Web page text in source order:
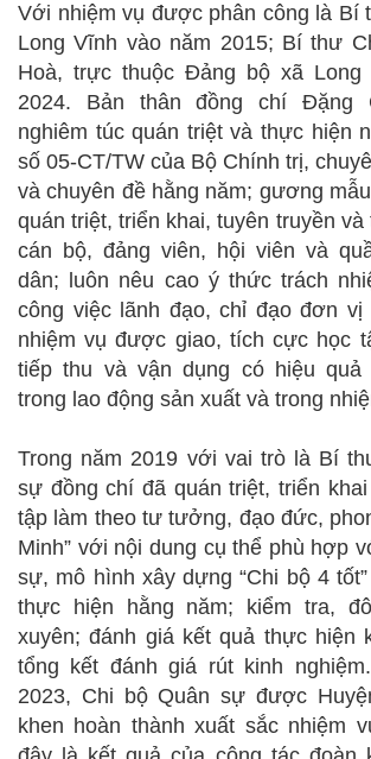
Với nhiệm vụ được phân công là Bí
Long Vĩnh vào năm 2015; Bí thư
Hoà, trực thuộc Đảng bộ xã Long
2024. Bản thân đồng chí Đặng
nghiêm túc quán triệt và thực hiện
số 05-CT/TW của Bộ Chính trị,
và chuyên đề hằng năm; gương
quán triệt, triển khai, tuyên truyền
cán bộ, đảng viên, hội viên và
dân; luôn nêu cao ý thức trách
công việc lãnh đạo, chỉ đạo đơn vị
nhiệm vụ được giao, tích cực học
tiếp thu và vận dụng có hiệu quả
trong lao động sản xuất và trong
Trong năm 2019 với vai trò là Bí
sự đồng chí đã quán triệt, triển khai
tập làm theo tư tưởng, đạo đức,
Minh” với nội dung cụ thể phù hợp
sự, mô hình xây dựng “Chi bộ 4
thực hiện hằng năm; kiểm tra,
xuyên; đánh giá kết quả thực hiện
tổng kết đánh giá rút kinh
2023, Chi bộ Quân sự được
khen hoàn thành xuất sắc nhiệm